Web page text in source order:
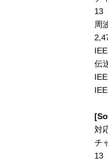
13
周
伝
対
チ
13